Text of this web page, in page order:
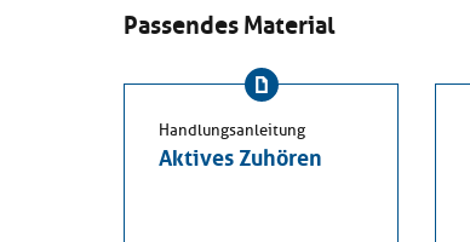
Passendes Material
Handlungsanleitung
Aktives Zuhören